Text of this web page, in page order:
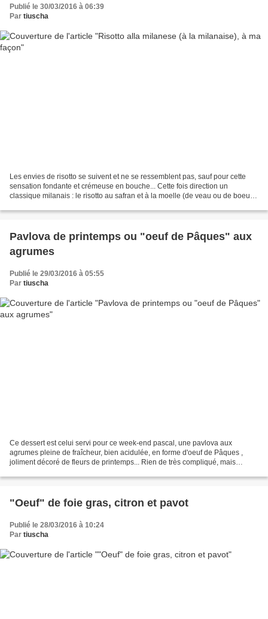
Publié le 30/03/2016 à 06:39
Par tiuscha
Les envies de risotto se suivent et ne se ressemblent pas, sauf pour cette
sensation fondante et crémeuse en bouche... Cette fois direction un
classique milanais : le risotto au safran et à la moelle (de veau ou de boeuf),
Pavlova de printemps ou "oeuf de Pâques" aux
agrumes
Publié le 29/03/2016 à 05:55
Par tiuscha
Ce dessert est celui servi pour ce week-end pascal, une pavlova aux
agrumes pleine de fraîcheur, bien acidulée, en forme d'oeuf de Pâques ,
joliment décoré de fleurs de printemps... Rien de très compliqué, mais
"Oeuf" de foie gras, citron et pavot
Publié le 28/03/2016 à 10:24
Par tiuscha